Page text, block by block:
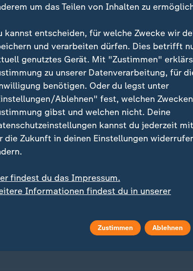
der UN die Mottonacht, um über die
ZDFheute
Sendungs-Videos
ZDFheute
Facebook
um das Teilen von Inhalten zu
kannst entscheiden, für welche Zwecke wir
und verarbeiten dürfen. Dies betrifft
genutztes Gerät. Mit "Zustimmen"
zu unserer Datenverarbeitung, für
benötigen. Oder du legst unter
Ablehnen" fest, welchen
gibst und welchen nicht. Deine
kannst du jederzeit
die Zukunft in deinen Einstellungen
findest du das Impressum.
Informationen findest du in unserer
Zustimmen Ablehnen